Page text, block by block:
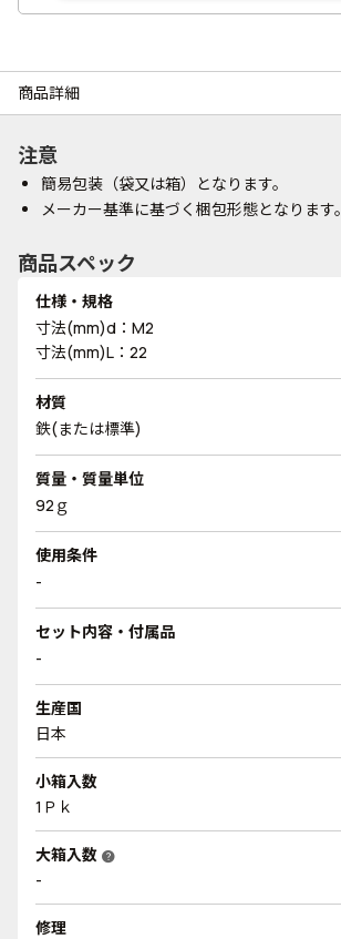
商品詳細
注意
簡易包装（袋又は箱）となります。
メーカー基準に基づく梱包形態となります。
商品スペック
仕様・規格
寸法(mm)d：M2
寸法(mm)L：22
材質
鉄(または標準)
質量・質量単位
92ｇ
使用条件
-
セット内容・付属品
-
生産国
日本
小箱入数
1Ｐｋ
大箱入数 help
-
修理